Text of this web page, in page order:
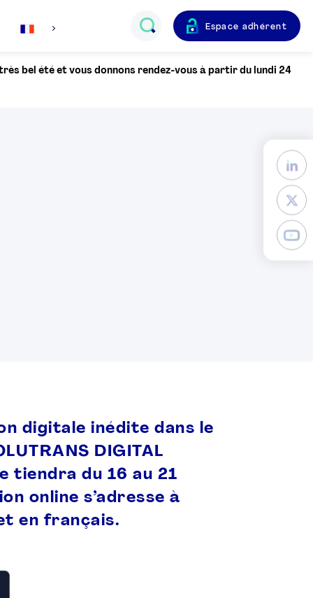
Français
Espace adhérent
bel été et vous donnons rendez-vous à partir du lundi 24
digitale inédite dans le
DIGITAL
tiendra du 16 au 21
online s’adresse à
en français.